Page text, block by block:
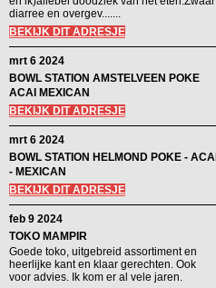
diarree en overgev.......
BEKIJK DIT ADRESJE
mrt 6 2024
BOWL STATION AMSTELVEEN POKE
ACAI MEXICAN
BEKIJK DIT ADRESJE
mrt 6 2024
BOWL STATION HELMOND POKE - ACAI
- MEXICAN
BEKIJK DIT ADRESJE
feb 9 2024
TOKO MAMPIR
Goede toko, uitgebreid assortiment en
heerlijke kant en klaar gerechten. Ook
voor advies. Ik kom er al vele jaren.